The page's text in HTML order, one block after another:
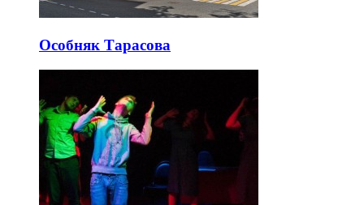
Особняк Тарасова